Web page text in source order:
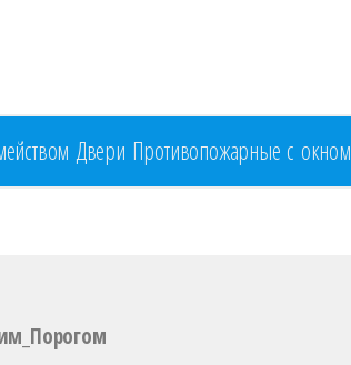
Двери Противопожарные с окном